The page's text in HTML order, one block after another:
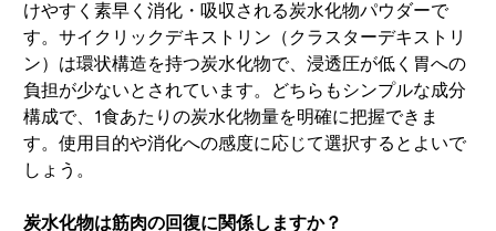
けやすく素早く消化・吸収される炭水化物パウダーで
す。サイクリックデキストリン（クラスターデキストリ
ン）は環状構造を持つ炭水化物で、浸透圧が低く胃への
負担が少ないとされています。どちらもシンプルな成分
構成で、1食あたりの炭水化物量を明確に把握できま
す。使用目的や消化への感度に応じて選択するとよいで
しょう。
炭水化物は筋肉の回復に関係しますか？